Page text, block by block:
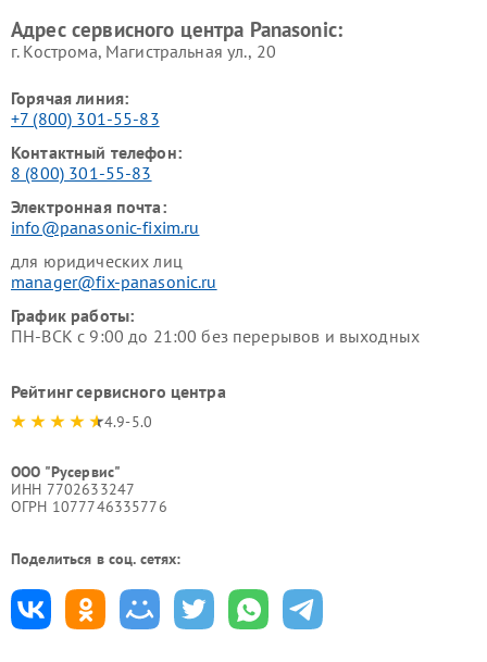
Адрес сервисного центра Panasonic:
г. Кострома, Магистральная ул., 20
Горячая линия:
+7 (800) 301-55-83
Контактный телефон:
8 (800) 301-55-83
Электронная почта:
info@panasonic-fixim.ru
для юридических лиц
manager@fix-panasonic.ru
График работы:
ПН-ВСК с 9:00 до 21:00 без перерывов и выходных
Рейтинг сервисного центра
4.9-5.0
ООО "Русервис"
ИНН 7702633247
ОГРН 1077746335776
Поделиться в соц. сетях: